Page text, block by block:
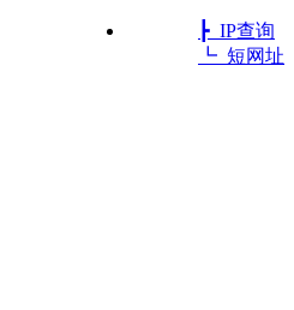
┣ IP查询
┗ 短网址